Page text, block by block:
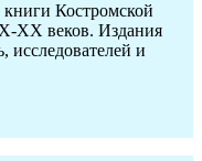
Костромской
ХХ веков. Издания
исследователей и